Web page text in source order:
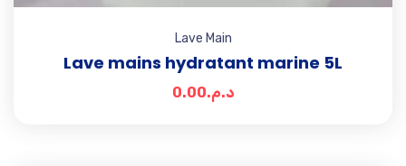
Lave Main
Lave mains hydratant marine 5L
د.م.0.00